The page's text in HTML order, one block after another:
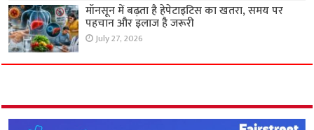
मॉनसून में बढ़ता है हेपेटाइटिस का खतरा, समय पर
पहचान और इलाज है जरूरी
July 27, 2026